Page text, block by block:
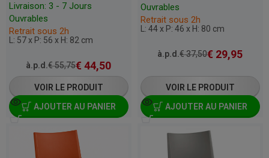
Livraison: 3 - 7 Jours
Ouvrables
Retrait sous 2h
L: 57 x P: 56 x H: 82 cm
à.p.d.€55,75€ 44,50
VOIR LE PRODUIT
AJOUTER AU PANIER
Ouvrables
Retrait sous 2h
L: 44 x P: 46 x H: 80 cm
à.p.d.€37,50€ 29,95
VOIR LE PRODUIT
AJOUTER AU PANIER